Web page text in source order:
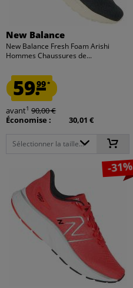
New Balance
New Balance Fresh Foam Arishi
Hommes Chaussures de...
59.99*
avant1 90,00 €
Économise :
30,01 €
Sélectionner la taille...
-31%